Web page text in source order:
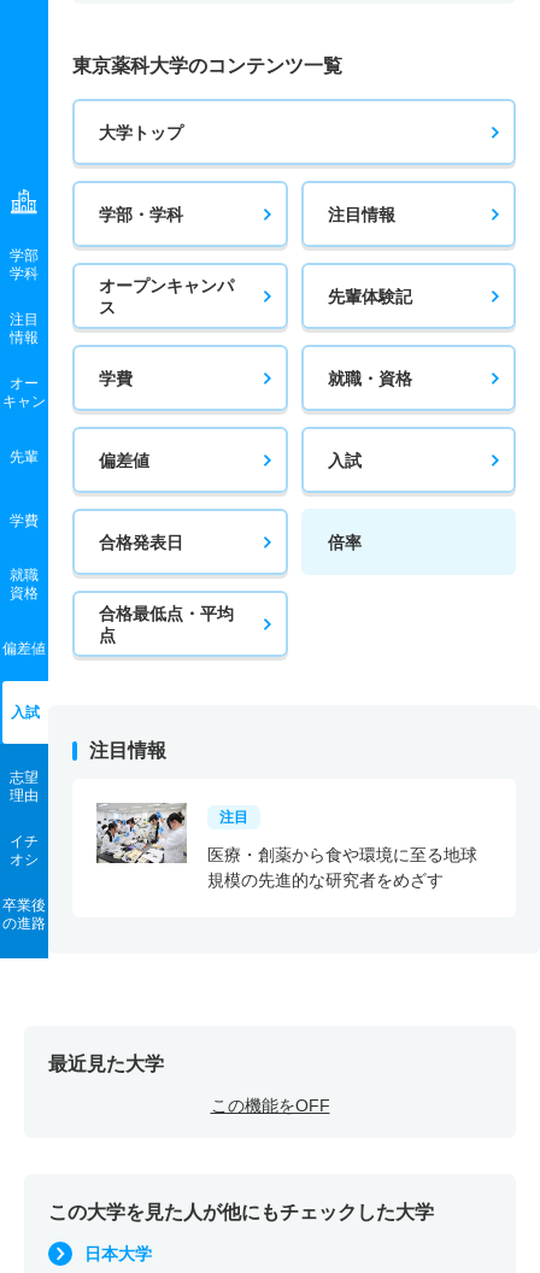
学部
学科
注目
情報
オー
キャン
先輩
学費
就職
資格
偏差値
入試
志望
理由
イチ
オシ
卒業後
の進路
東京薬科大学のコンテンツ一覧
大学トップ
学部・学科 注目情報
オープンキャンパ
ス
先輩体験記
学費 就職・資格
偏差値 入試
合格発表日 倍率
合格最低点・平均
点
注目情報
注目
医療・創薬から食や環境に至る地球
規模の先進的な研究者をめざす
最近見た大学
この機能をOFF
この大学を見た人が他にもチェックした大学
日本大学